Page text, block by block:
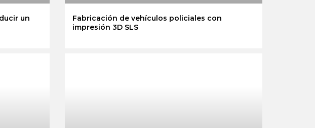
un
Fabricación de vehículos policiales con
impresión 3D SLS